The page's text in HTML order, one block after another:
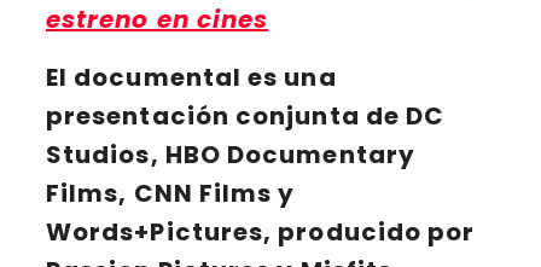
estreno en cines
El documental es una
presentación conjunta de DC
Studios, HBO Documentary
Films, CNN Films y
Words+Pictures, producido por